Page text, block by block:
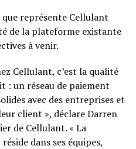
représente Cellulant
de la plateforme existante
à venir.
Cellulant, c’est la qualité
: un réseau de paiement
avec des entreprises et
client », déclare Darren
de Cellulant. « La
dans ses équipes,